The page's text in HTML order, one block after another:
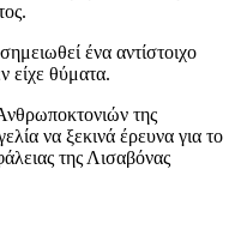
ένα αντίστοιχο
είχε θύματα.
της
να ξεκινά έρευνα για το
της Λισαβόνας